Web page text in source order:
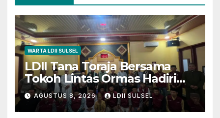
WARTA LDII SULSEL
LDII Tana Toraja Bersama
Tokoh Lintas Ormas Hadiri
Safari Magrib-Isya di Masjid
Polres
AGUSTUS 8, 2026 LDII SULSEL